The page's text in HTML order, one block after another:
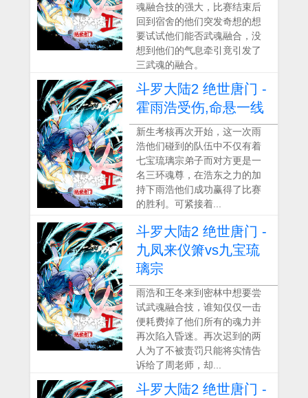
魂融合技的强大，比赛结束后
回到宿舍的他们突发奇想的想
要试试他们能否武魂融合，没
想到他们的气息牵引竟引发了
三武魂的融合。
斗罗大陆2 绝世唐门 -
霍雨浩受伤,命悬一线
新生考核再次开始，这一次雨
浩他们碰到的队伍中不仅有着
七宝琉璃宗弟子而对方更是一
名三环魂尊，在浩东之力的加
持下雨浩他们成功赢得了比赛
的胜利。可紧接着...
斗罗大陆2 绝世唐门 -
九凤来仪箫vs九宝琉
璃宗
雨浩和王冬来到密林中想要尝
试武魂融合技，谁知仅仅一击
便耗费掉了他们所有的魂力并
再次陷入昏迷。再次迟到的两
人为了不被责罚只能将实情告
诉给了周老师，却...
斗罗大陆2 绝世唐门 -